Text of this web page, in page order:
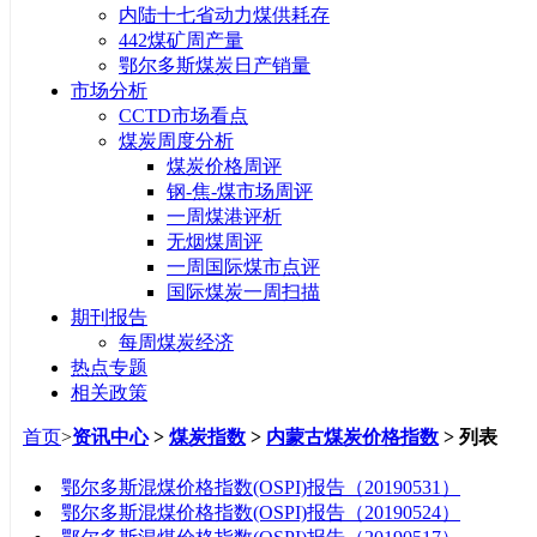
内陆十七省动力煤供耗存
442煤矿周产量
鄂尔多斯煤炭日产销量
市场分析
CCTD市场看点
煤炭周度分析
煤炭价格周评
钢-焦-煤市场周评
一周煤港评析
无烟煤周评
一周国际煤市点评
国际煤炭一周扫描
期刊报告
每周煤炭经济
热点专题
相关政策
首页>资讯中心> 煤炭指数 > 内蒙古煤炭价格指数 > 列表
鄂尔多斯混煤价格指数(OSPI)报告（20190531）
鄂尔多斯混煤价格指数(OSPI)报告（20190524）